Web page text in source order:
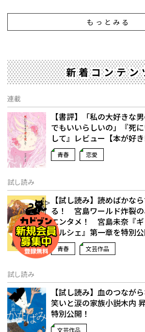
もっとみる
新着コンテン
連載
【書評】「私の大好きな
でもいいらしいの」――『死
して』レビュー【本が好
青春 恋愛
試し読み
【試し読み】読めばかな
る！ 宮島ワールド炸裂
エンタメ！ 宮島未奈『
マルシェ』第一章を特別公
青春 文芸作品
試し読み
【試し読み】血のつなが
笑いと涙の家族小説――木内
特別公開！
文芸作品